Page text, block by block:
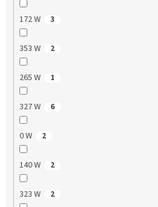
172 W 3
353 W 2
265 W 1
327 W 6
0 W 2
140 W 2
323 W 2